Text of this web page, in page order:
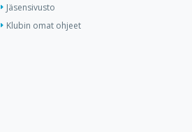
Jäsensivusto
Klubin omat ohjeet